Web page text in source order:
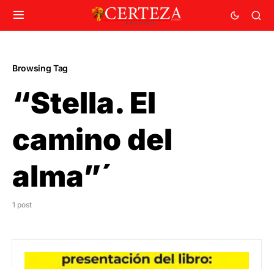
Browsing Tag
“Stella. El
camino del
alma”´
1 post